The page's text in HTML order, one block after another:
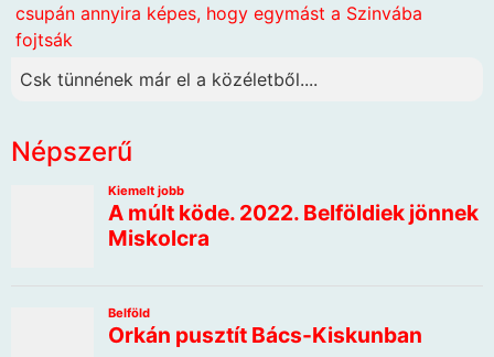
csupán annyira képes, hogy egymást a Szinvába
fojtsák
Csk tünnének már el a közéletből....
Népszerű